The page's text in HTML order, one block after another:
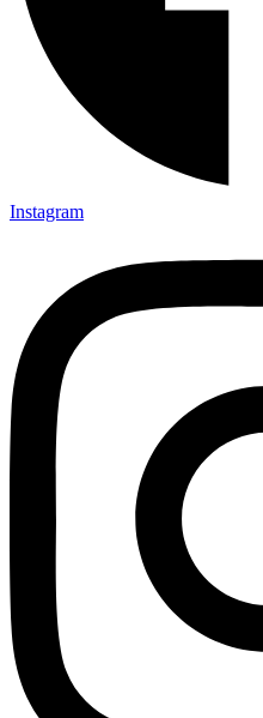
Instagram